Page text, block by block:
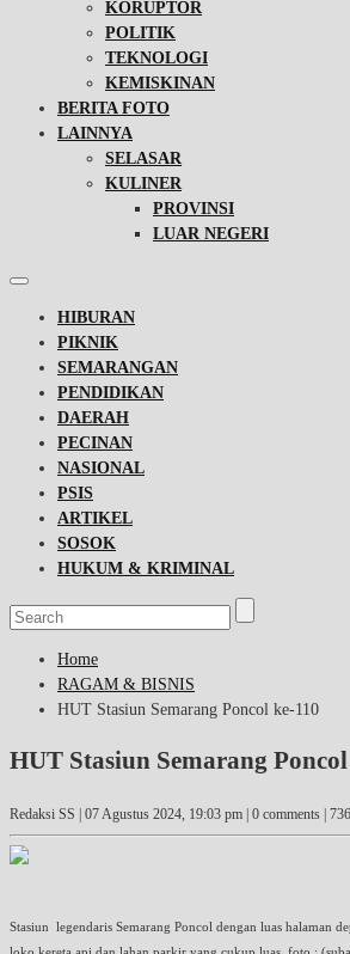
KORUPTOR
POLITIK
TEKNOLOGI
KEMISKINAN
BERITA FOTO
LAINNYA
SELASAR
KULINER
PROVINSI
LUAR NEGERI
HIBURAN
PIKNIK
SEMARANGAN
PENDIDIKAN
DAERAH
PECINAN
NASIONAL
PSIS
ARTIKEL
SOSOK
HUKUM & KRIMINAL
Home
RAGAM & BISNIS
HUT Stasiun Semarang Poncol ke-110
HUT Stasiun Semarang
Redaksi SS | 07 Agustus 2024, 19:03 pm | 0 comments |
Stasiun legendaris Semarang Poncol dengan luas halaman